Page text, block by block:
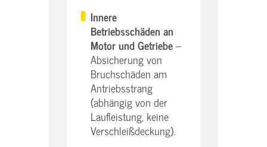
Innere
Betriebsschäden an
Motor und Getriebe–
Absicherung von
Bruchschäden am
Antriebsstrang
(abhängig von der
Laufleistung, keine
Verschleißdeckung).